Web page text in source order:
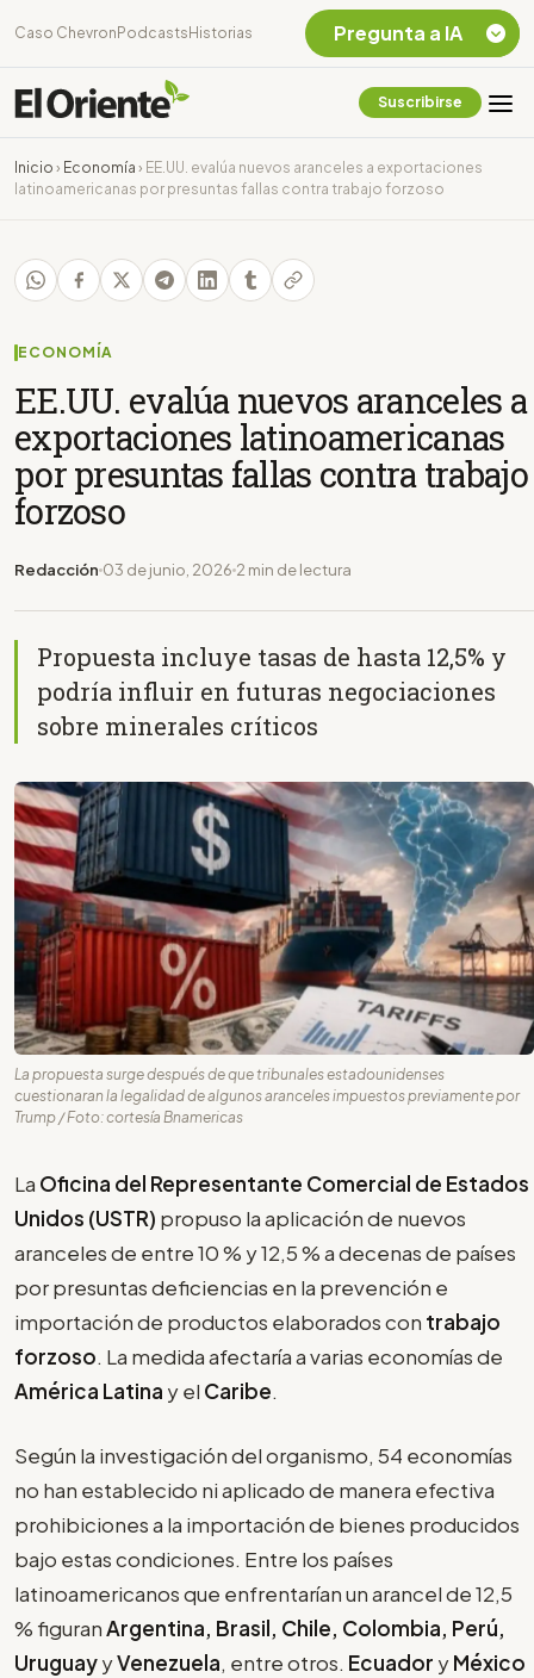
Caso Chevron Podcasts Historias
Suscribirse
Inicio › Economía › EE.UU. evalúa nuevos aranceles a exportaciones
latinoamericanas por presuntas fallas contra trabajo forzoso
ECONOMÍA
EE.UU. evalúa nuevos aranceles a
exportaciones latinoamericanas
por presuntas fallas contra trabajo
forzoso
Redacción 03 de junio, 2026 2 min de lectura
Propuesta incluye tasas de hasta 12,5% y
podría influir en futuras negociaciones
sobre minerales críticos
La propuesta surge después de que tribunales estadounidenses
cuestionaran la legalidad de algunos aranceles impuestos previamente por
Trump / Foto: cortesía Bnamericas
La Oficina del Representante Comercial de Estados
Unidos (USTR) propuso la aplicación de nuevos
aranceles de entre 10 % y 12,5 % a decenas de países
por presuntas deficiencias en la prevención e
importación de productos elaborados con trabajo
forzoso. La medida afectaría a varias economías de
América Latina y el Caribe.
Según la investigación del organismo, 54 economías
no han establecido ni aplicado de manera efectiva
prohibiciones a la importación de bienes producidos
bajo estas condiciones. Entre los países
latinoamericanos que enfrentarían un arancel de 12,5
% figuranArgentina, Brasil, Chile, Colombia, Perú,
UruguayyVenezuela, entre otros. Ecuador yMéxico
Pregunta a IA
Chevron Ecuador